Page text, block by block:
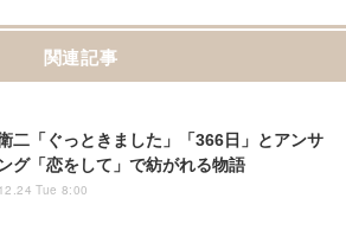
関連記事
二「ぐっときました」「366日」とアンサ
グ「恋をして」で紡がれる物語
Tue 8:00